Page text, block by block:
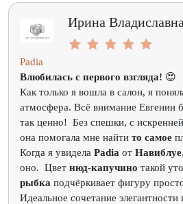
Ирина Владиславна
Padia
Влюбилась с первого взгляда! 😍
Как только я вошла в салон, я
атмосфера. Всё внимание Евгении
так ценно! Без спешки, с
она помогала мне найти то самое
Когда я увидела Padia от Навиблуе
оно. Цвет нюд-капучино такой
рыбка подчёркивает фигуру
Идеальное сочетание